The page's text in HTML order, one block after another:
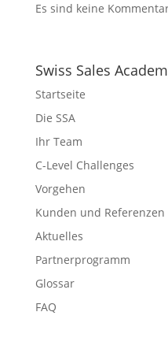
Es sind keine
Swiss Sales
Startseite
Die SSA
Ihr Team
C-Level Challenges
Vorgehen
Kunden und Referenzen
Aktuelles
Partnerprogramm
Glossar
FAQ